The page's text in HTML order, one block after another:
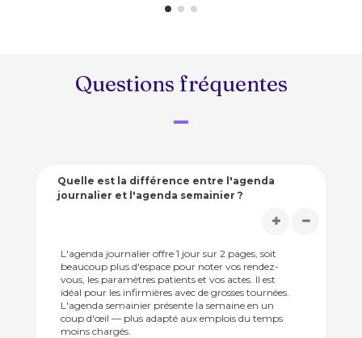
Questions fréquentes
Quelle est la différence entre l'agenda
journalier et l'agenda semainier ?
L'agenda journalier offre 1 jour sur 2 pages, soit
beaucoup plus d'espace pour noter vos rendez-
vous, les paramètres patients et vos actes. Il est
idéal pour les infirmières avec de grosses tournées.
L'agenda semainier présente la semaine en un
coup d'œil — plus adapté aux emplois du temps
moins chargés.